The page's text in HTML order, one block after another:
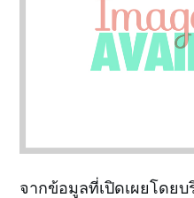
จากข้อมูลที่เปิดเผยโดยบ